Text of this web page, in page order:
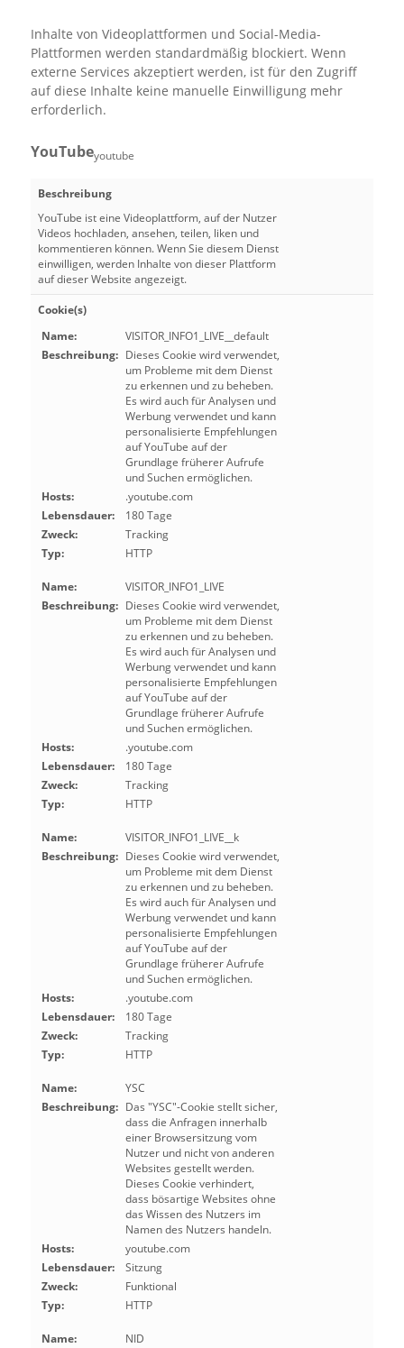
Inhalte von Videoplattformen und Social-Media-
Plattformen werden standardmäßig blockiert. Wenn
externe Services akzeptiert werden, ist für den Zugriff
auf diese Inhalte keine manuelle Einwilligung mehr
erforderlich.
YouTubeyoutube
Beschreibung
YouTube ist eine Videoplattform, auf der Nutzer
Videos hochladen, ansehen, teilen, liken und
kommentieren können. Wenn Sie diesem Dienst
einwilligen, werden Inhalte von dieser Plattform
auf dieser Website angezeigt.
Cookie(s)
Name:
VISITOR_INFO1_LIVE__default
Beschreibung: Dieses Cookie wird verwendet,
um Probleme mit dem Dienst
zu erkennen und zu beheben.
Es wird auch für Analysen und
Werbung verwendet und kann
personalisierte Empfehlungen
auf YouTube auf der
Grundlage früherer Aufrufe
und Suchen ermöglichen.
Hosts:
.youtube.com
Lebensdauer:
180 Tage
Zweck:
Tracking
Typ:
HTTP
Name:
VISITOR_INFO1_LIVE
Beschreibung: Dieses Cookie wird verwendet,
um Probleme mit dem Dienst
zu erkennen und zu beheben.
Es wird auch für Analysen und
Werbung verwendet und kann
personalisierte Empfehlungen
auf YouTube auf der
Grundlage früherer Aufrufe
und Suchen ermöglichen.
Hosts:
.youtube.com
Lebensdauer:
180 Tage
Zweck:
Tracking
Typ:
HTTP
Name:
VISITOR_INFO1_LIVE__k
Beschreibung: Dieses Cookie wird verwendet,
um Probleme mit dem Dienst
zu erkennen und zu beheben.
Es wird auch für Analysen und
Werbung verwendet und kann
personalisierte Empfehlungen
auf YouTube auf der
Grundlage früherer Aufrufe
und Suchen ermöglichen.
Hosts:
.youtube.com
Lebensdauer:
180 Tage
Zweck:
Tracking
Typ:
HTTP
Name:
YSC
Beschreibung: Das "YSC"-Cookie stellt sicher,
dass die Anfragen innerhalb
einer Browsersitzung vom
Nutzer und nicht von anderen
Websites gestellt werden.
Dieses Cookie verhindert,
dass bösartige Websites ohne
das Wissen des Nutzers im
Namen des Nutzers handeln.
Hosts:
youtube.com
Lebensdauer:
Sitzung
Zweck:
Funktional
Typ:
HTTP
Name:
NID